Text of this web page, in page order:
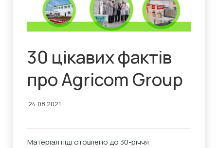
30 цікавих фактів
про Agricom Group
24.08.2021
Матеріал підготовлено до 30-річчя